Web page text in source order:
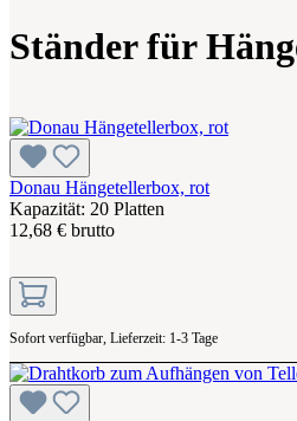
Ständer für
Donau Hängetellerbox, rot
Kapazität: 20 Platten
12,68 € brutto
Sofort verfügbar, Lieferzeit: 1-3 Tage